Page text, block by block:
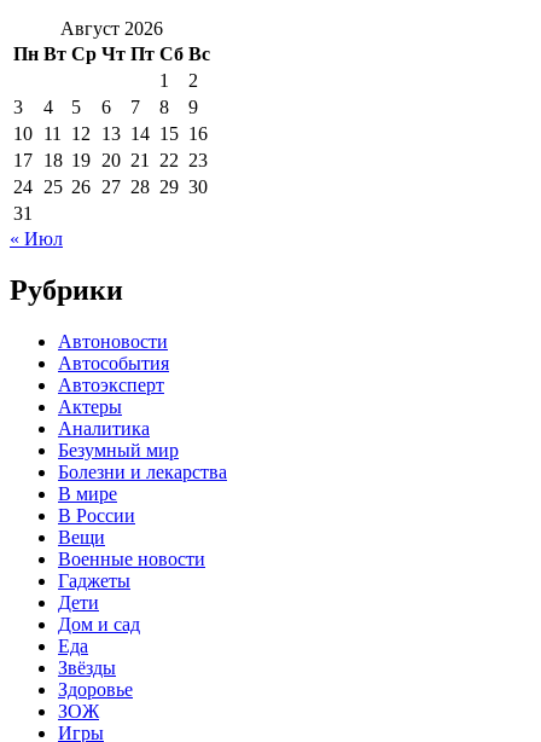
Август 2026
Пн Вт Ср Чт Пт Сб Вс
1
2
3
4 5 6 7 8
9
10 11 12 13 14 15 16
17 18 19 20 21 22 23
24 25 26 27 28 29 30
31
« Июл
Рубрики
Автоновости
Автособытия
Автоэксперт
Актеры
Аналитика
Безумный мир
Болезни и лекарства
В мире
В России
Вещи
Военные новости
Гаджеты
Дети
Дом и сад
Еда
Звёзды
Здоровье
ЗОЖ
Игры